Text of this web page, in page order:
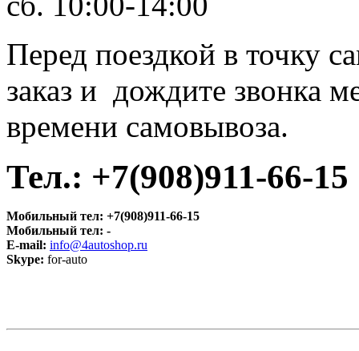
Перед поездкой в точку
заказ и дождите звонка
времени самовывоза.
Тел.: +7(908)911-66-15
Мобильный тел: +7(908)911-66-15
Мобильный тел: -
E-mail: info@4autoshop.ru
Skype: for-auto